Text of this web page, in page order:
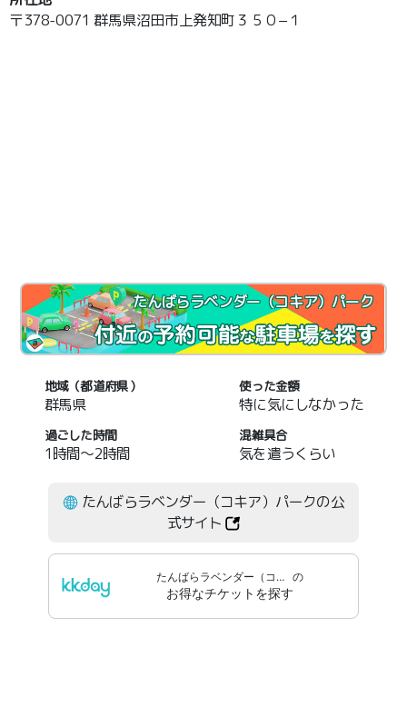
〒378-0071 群馬県沼田市上発知町３５０−１
たんばらラベンダー（コキア）パーク
地域（都道府県）
群馬県
使った金額
特に気にしなかった
過ごした時間
1時間～2時間
混雑具合
気を遣うくらい
たんばらラベンダー（コキア）パークの公
式サイト
たんばらラベンダー（コキア）パーク の
お得なチケットを探す